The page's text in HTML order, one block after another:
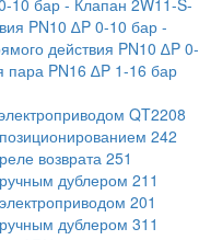
PN10 ∆P 0-10 бар -
действия PN10 ∆P 0-
пара PN16 ∆P 1-16 бар
QT2208
242
возврата 251
дублером 211
201
дублером 311